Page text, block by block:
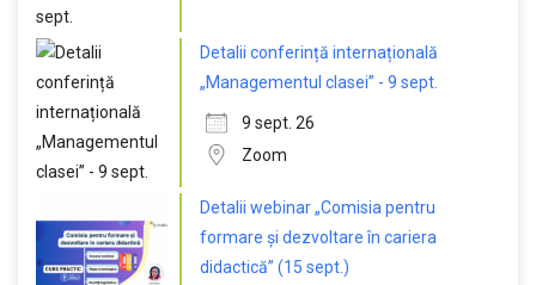
Detalii conferință internațională
„Managementul clasei” - 9 sept.
9 sept. 26
Zoom
Detalii webinar „Comisia pentru
formare și dezvoltare în cariera
didactică” (15 sept.)